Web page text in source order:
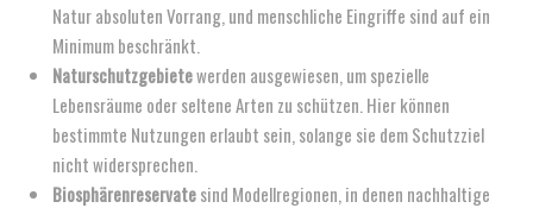
Natur absoluten Vorrang, und menschliche Eingriffe sind auf ein
Minimum beschränkt.
Naturschutzgebietewerden ausgewiesen, um spezielle
Lebensräume oder seltene Arten zu schützen. Hier können
bestimmte Nutzungen erlaubt sein, solange sie dem Schutzziel
nicht widersprechen.
Biosphärenreservatesind Modellregionen, in denen nachhaltige